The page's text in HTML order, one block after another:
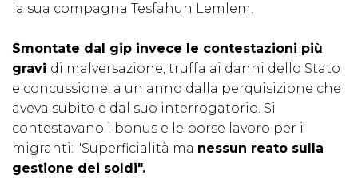
la sua compagna Tesfahun Lemlem.
Smontate dal gip invece le contestazioni più
gravi di malversazione, truffa ai danni dello Stato
e concussione, a un anno dalla perquisizione che
aveva subito e dal suo interrogatorio. Si
contestavano i bonus e le borse lavoro per i
migranti: "Superficialità ma nessun reato sulla
gestione dei soldi".